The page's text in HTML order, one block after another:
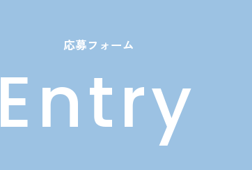
応募フォーム
Entry